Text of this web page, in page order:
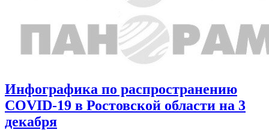
Инфографика по распространению
COVID-19 в Ростовской области на 3
декабря